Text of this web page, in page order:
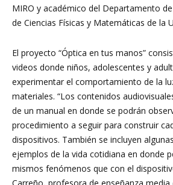
MIRO y académico del Departamento
de Ciencias Físicas y Matemáticas de la
El proyecto “Óptica en tus manos”
videos donde niños, adolescentes y
experimentar el comportamiento de la
materiales. “Los contenidos
de un manual en donde se podrán
procedimiento a seguir para construir
dispositivos. También se incluyen
ejemplos de la vida cotidiana en donde
mismos fenómenos que con el